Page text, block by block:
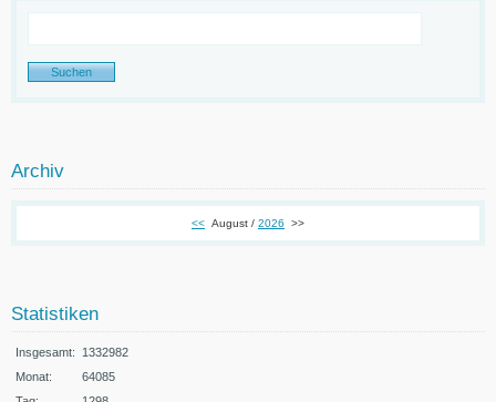
Archiv
<< August / 2026 >>
Statistiken
Insgesamt:
1332982
Monat:
64085